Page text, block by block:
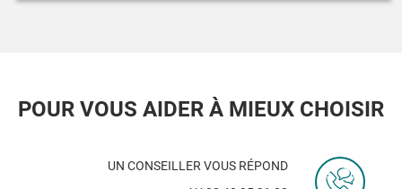
POUR VOUS AIDER À MIEUX CHOISIR
UN CONSEILLER VOUS RÉPOND